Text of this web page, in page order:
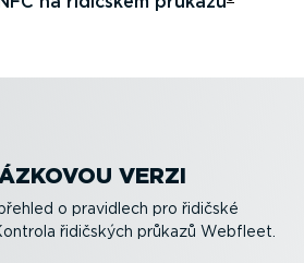
VERZI
o pravidlech pro řidičské
řidičských průkazů Webfleet.